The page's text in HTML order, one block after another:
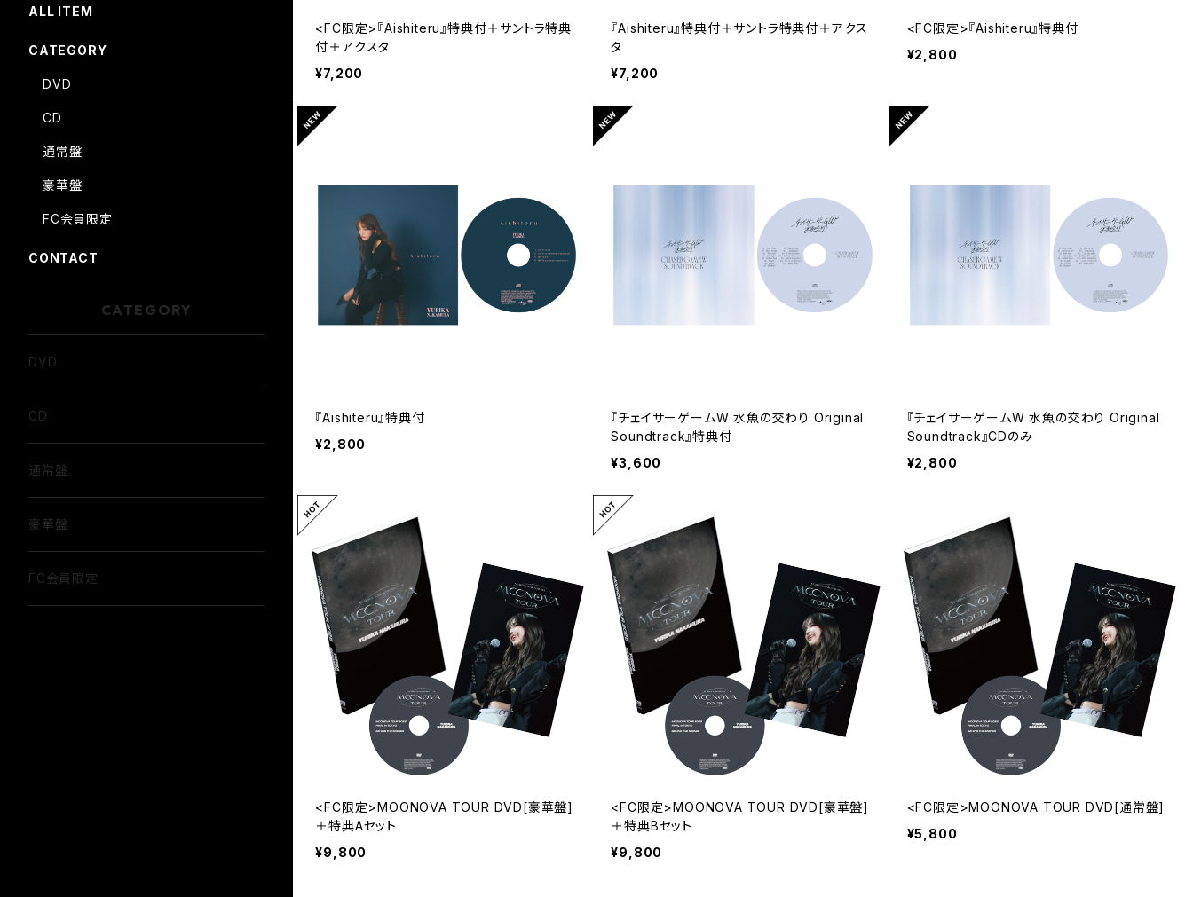
<FC限定>『Aishiteru』特典付＋サントラ特典
付＋アクスタ
¥7,200
『Aishiteru』特典付＋サントラ特典付＋アクス
タ
¥7,200
<FC限定>『Aishiteru』特典付
¥2,800
『Aishiteru』特典付
¥2,800
『チェイサーゲームW 水魚の交わり Original
Soundtrack』特典付
¥3,600
『チェイサーゲームW 水魚の交わり Original
Soundtrack』CDのみ
¥2,800
<FC限定>MOONOVA TOUR DVD[豪華盤]
＋特典Aセット
¥9,800
<FC限定>MOONOVA TOUR DVD[豪華盤]
＋特典Bセット
¥9,800
<FC限定>MOONOVA TOUR DVD[通常盤]
¥5,800
ALL ITEM
CATEGORY
DVD
CD
通常盤
豪華盤
FC会員限定
CONTACT
CATEGORY
DVD
CD
通常盤
豪華盤
FC会員限定